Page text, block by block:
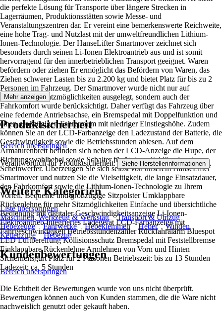
die perfekte Lösung für Transporte über längere Strecken in
Lagerräumen, Produktionsstätten sowie Messe- und
Veranstaltungszentren dar. Er vereint eine bemerkenswerte Reichweite,
eine hohe Trag- und Nutzlast mit der umweltfreundlichen Lithium-
Ionen-Technologie. Der HanseLifter Smartmover zeichnet sich
besonders durch seinen Li-Ionen Elektroantrieb aus und ist somit
hervorragend für den innerbetrieblichen Transport geeignet. Waren
befördern oder ziehen Er ermöglicht das Befördern von Waren, das
Ziehen schwerer Lasten bis zu 2.200 kg und bietet Platz für bis zu 2
Personen im Fahrzeug. Der Smartmover wurde nicht nur auf
praktische Einsatzmöglichkeiten ausgelegt, sondern auch der
Fahrkomfort wurde berücksichtigt. Daher verfügt das Fahrzeug über
eine federnde Antriebsachse, ein Bremspedal mit Doppelfunktion und
einen großzügigen Fahrerraum mit niedriger Einstiegshöhe. Zudem
können Sie an der LCD-Farbanzeige den Ladezustand der Batterie, die
Geschwindigkeit sowie die Betriebsstunden ablesen. Auf dem
Armaturenbrett befinden sich neben der LCD-Anzeige die Hupe, der
Richtungswahlhebel sowie Schalter für Notaus, Schlüssel und
Scheinwerfer. Überzeugen Sie sich selbst von unserem HanseLifter
Smartmover und nutzen Sie die Vielseitigkeit, die lange Einsatzdauer,
den Fahrkomfort sowie die Lithium-Ionen-Technologie zu Ihrem
Vorteil. Bequeme und großzügige Sitzpolster Umklappbare
Rückenlehne für mehr Sitzmöglichkeiten Einfache und übersichtliche
Bedienung mit digitaler Geschwindigkeitsanzeige Li-Ionen-
Elektroantrieb Integriertes Ladegerät LCD-Farbanzeige mit
Fahrgeschwindigkeit Betriebsstundenzähler Rückfahralarm Bluespot
LED Luftbereifung Kollisionsschutz Bremspedal mit Feststellbremse
Einklappbare Rückenlehne Armlehnen von Vorn und Hinten
Sicherheitsgurt Platz für 2 Personen Betriebszeit: bis zu 13 Stunden
Ladezeit: ca. 5 Stunden
Mehr anzeigen
Produktsicherheit
Bereich überspringen
Verantwortlich für Produktsicherheit: Siehe Herstellerinformationen .
Weitere Kategorien
Liste überspringen
Maschinen, Werkzeug & Werkstatt
Transport & Umzug
Hebezeuge
Fahrwerke Hebeklemmen Heber
Winden
Kettenzüge
Hebezug
Kundenbewertungen
Bereich überspringen
Die Echtheit der Bewertungen wurde von uns nicht überprüft.
Bewertungen können auch von Kunden stammen, die die Ware nicht
nachweislich genutzt oder gekauft haben.